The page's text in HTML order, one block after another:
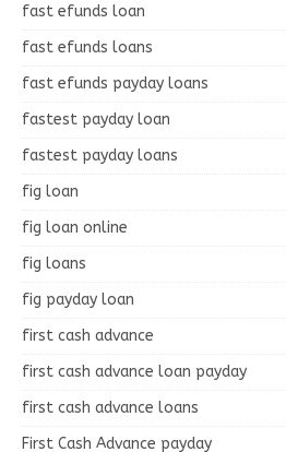
fast efunds loan
fast efunds loans
fast efunds payday loans
fastest payday loan
fastest payday loans
fig loan
fig loan online
fig loans
fig payday loan
first cash advance
first cash advance loan payday
first cash advance loans
First Cash Advance payday